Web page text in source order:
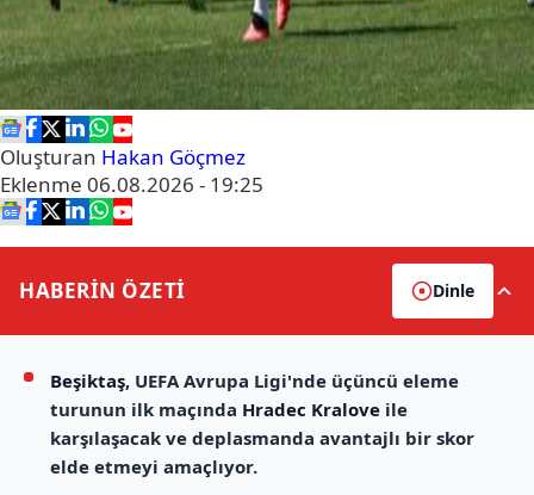
Oluşturan Hakan Göçmez
Eklenme 06.08.2026 - 19:25
HABERİN ÖZETİ Dinle
Beşiktaş, UEFA Avrupa Ligi'nde üçüncü eleme
turunun ilk maçında Hradec Kralove ile
karşılaşacak ve deplasmanda avantajlı bir skor
elde etmeyi amaçlıyor.